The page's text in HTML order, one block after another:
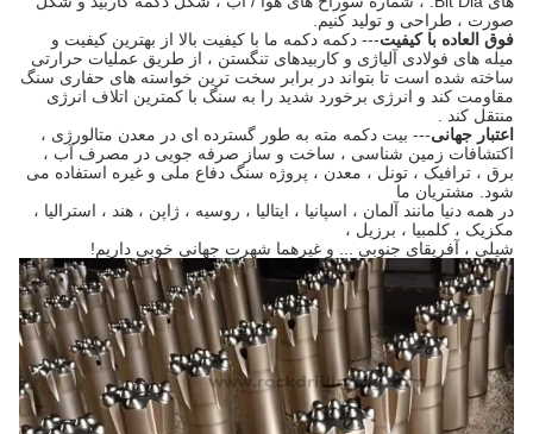
صورت ، طراحی و تولید کنیم.
فوق العاده با کیفیت--- دکمه دکمه ما با کیفیت بالا از بهترین کیفیت و
میله های فولادی آلیاژی و کاربیدهای تنگستن ، از طریق عملیات حرارتی
ساخته شده است تا بتواند در برابر سخت ترین خواسته های حفاری سنگ
مقاومت کند و انرژی برخورد شدید را به سنگ با کمترین اتلاف انرژی
منتقل کند .
اعتبار جهانی --- بیت دکمه مته به طور گسترده ای در معدن متالورژی ،
اکتشافات زمین شناسی ، ساخت و ساز صرفه جویی در مصرف آب ،
برق ، ترافیک ، تونل ، معدن ، پروژه سنگ دفاع ملی و غیره استفاده می
شود. مشتریان ما
در همه دنیا مانند آلمان ، اسپانیا ، ایتالیا ، روسیه ، ژاپن ، هند ، استرالیا ،
مکزیک ، کلمبیا ، برزیل ،
شیلی ، آفریقای جنوبی ... و غیرهما شهرت جهانی خوبی داریم!